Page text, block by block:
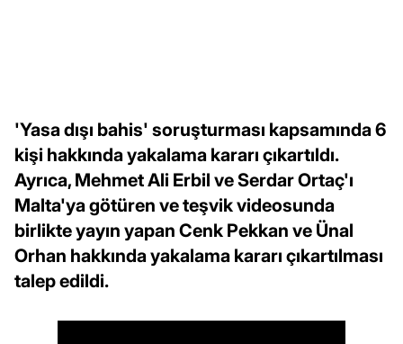
'Yasa dışı bahis' soruşturması kapsamında 6
kişi hakkında yakalama kararı çıkartıldı.
Ayrıca, Mehmet Ali Erbil ve Serdar Ortaç'ı
Malta'ya götüren ve teşvik videosunda
birlikte yayın yapan Cenk Pekkan ve Ünal
Orhan hakkında yakalama kararı çıkartılması
talep edildi.